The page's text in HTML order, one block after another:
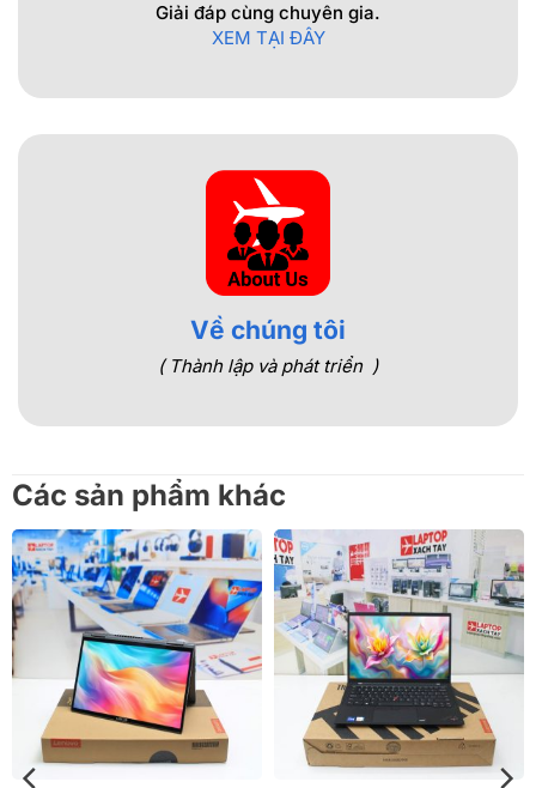
Giải đáp cùng chuyên gia.
XEM TẠI ĐÂY
Về chúng tôi
( Thành lập và phát triển )
Các sản phẩm khác